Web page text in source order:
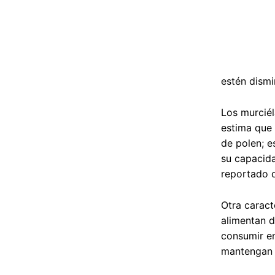
estén
Los
estima
de polen;
su
reportado
Otra
alimentan
consumir